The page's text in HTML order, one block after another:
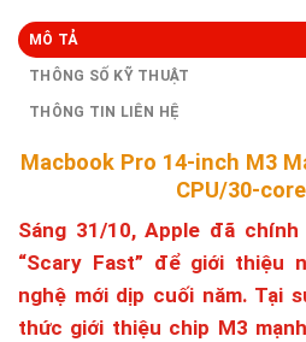
MÔ TẢ
THÔNG SỐ KỸ THUẬT
THÔNG TIN LIÊN HỆ
Macbook Pro 14-inch M3
CPU/30-
Sáng 31/10, Apple đã
“Scary Fast” để giới thiệu
nghệ mới dịp cuối năm. Tại
thức giới thiệu chip M3